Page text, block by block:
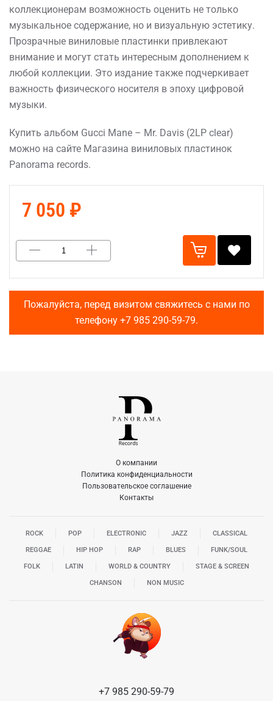
коллекционерам возможность оценить не только
музыкальное содержание, но и визуальную эстетику.
Прозрачные виниловые пластинки привлекают
внимание и могут стать интересным дополнением к
любой коллекции. Это издание также подчеркивает
важность физического носителя в эпоху цифровой
музыки.
Купить альбом Gucci Mane – Mr. Davis (2LP clear)
можно на сайте Магазина виниловых пластинок
Panorama records.
7 050 ₽
Пожалуйста, перед визитом свяжитесь с нами по
телефону +7 985 290-59-79.
О компании
Политика конфиденциальности
Пользовательское соглашение
Контакты
ROCK POP ELECTRONIC JAZZ CLASSICAL
REGGAE HIP HOP RAP BLUES FUNK/SOUL
FOLK LATIN WORLD & COUNTRY STAGE & SCREEN
CHANSON NON MUSIC
+7 985 290-59-79